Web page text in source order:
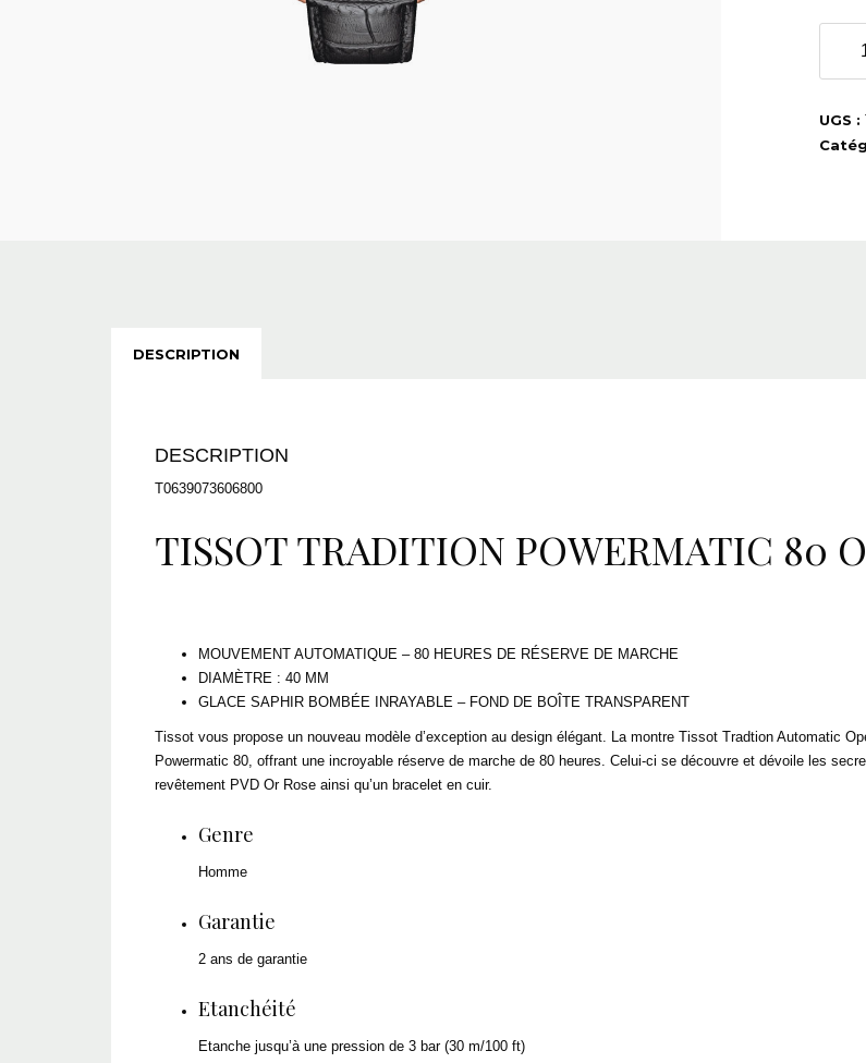
UGS :
DESCRIPTION
DESCRIPTION
T0639073606800
TISSOT TRADITION POWERMATIC 80
MOUVEMENT AUTOMATIQUE – 80 HEURES DE RÉSERVE DE MARCHE
DIAMÈTRE : 40 MM
GLACE SAPHIR BOMBÉE INRAYABLE – FOND DE BOÎTE TRANSPARENT
Tissot vous propose un nouveau modèle d’exception au design élégant. La montre Tissot Tradtion Automatic
Powermatic 80, offrant une incroyable réserve de marche de 80 heures. Celui-ci se découvre et dévoile les
revêtement PVD Or Rose ainsi qu’un bracelet en cuir.
Genre
Homme
Garantie
2 ans de garantie
Etanchéité
Etanche jusqu’à une pression de 3 bar (30 m/100 ft)